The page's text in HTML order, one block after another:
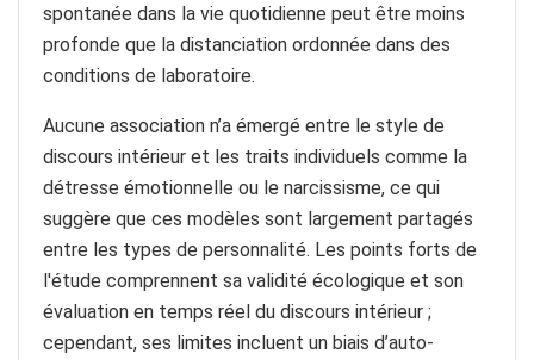
spontanée dans la vie quotidienne peut être moins
profonde que la distanciation ordonnée dans des
conditions de laboratoire.
Aucune association n’a émergé entre le style de
discours intérieur et les traits individuels comme la
détresse émotionnelle ou le narcissisme, ce qui
suggère que ces modèles sont largement partagés
entre les types de personnalité. Les points forts de
l'étude comprennent sa validité écologique et son
évaluation en temps réel du discours intérieur ;
cependant, ses limites incluent un biais d’auto-